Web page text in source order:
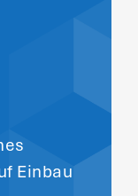
Einbau